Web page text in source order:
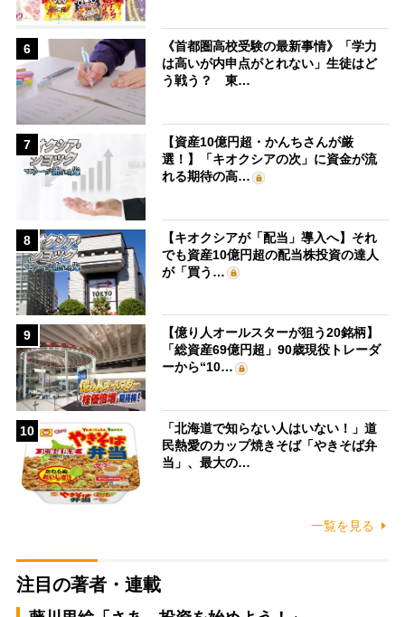
6
《首都圏高校受験の最新事情》「学力
は高いが内申点がとれない」生徒はど
う戦う？ 東…
7
【資産10億円超・かんちさんが厳
選！】「キオクシアの次」に資金が流
れる期待の高…
8
【キオクシアが「配当」導入へ】それ
でも資産10億円超の配当株投資の達人
が「買う…
9
【億り人オールスターが狙う20銘柄】
「総資産69億円超」90歳現役トレーダ
ーから“10…
10
「北海道で知らない人はいない！」道
民熱愛のカップ焼きそば「やきそば弁
当」、最大の…
一覧を見る
注目の著者・連載